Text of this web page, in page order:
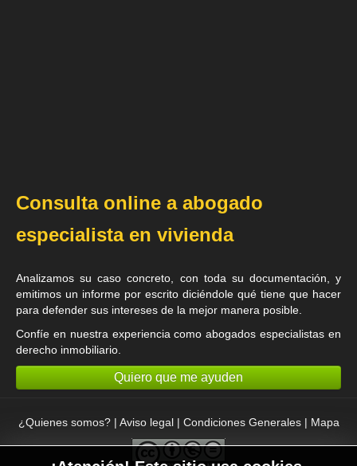
Consulta online a abogado
especialista en vivienda
Analizamos su caso concreto, con toda su documentación, y
emitimos un informe por escrito diciéndole qué tiene que hacer
para defender sus intereses de la mejor manera posible.
Confíe en nuestra experiencia comoabogados especialistas en
derecho inmobiliario
Quiero que me ayuden
¿Quienes somos?| Aviso legal| Condiciones Generales| Mapa